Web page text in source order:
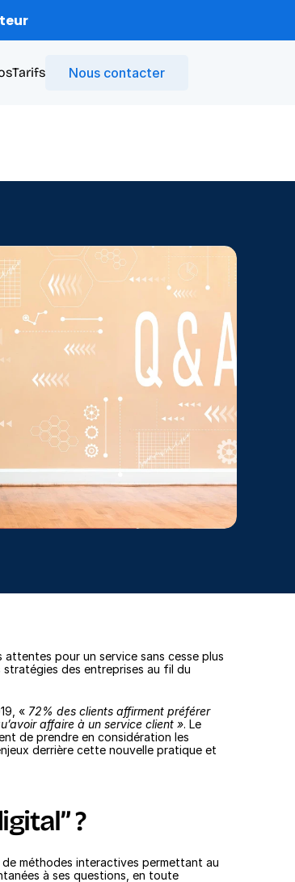
Tarifs Nous contacter
attentes pour un service sans cesse plus
des entreprises au fil du
« 72% des clients affirment préférer
affaire à un service client ». Le
de prendre en considération les
derrière cette nouvelle pratique et
?
de méthodes interactives permettant au
à ses questions, en toute